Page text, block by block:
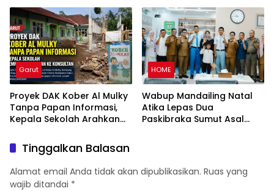
HUT RI ke-81
Garut
Proyek DAK Kober Al Mulky
Tanpa Papan Informasi,
Kepala Sekolah Arahkan
HOME
Wabup Mandailing Natal
Atika Lepas Dua
Paskibraka Sumut Asal
Tinggalkan Balasan
Alamat email Anda tidak akan dipublikasikan. Ruas yang
wajib ditandai *